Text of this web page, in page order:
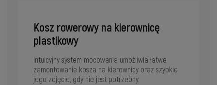
Kosz rowerowy na kierownicę
plastikowy
Intuicyjny system mocowania umożliwia łatwe
zamontowanie kosza na kierownicy oraz szybkie
jego zdjęcie, gdy nie jest potrzebny.